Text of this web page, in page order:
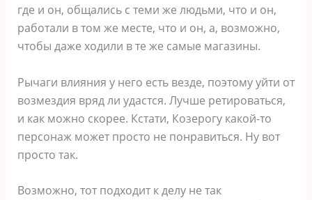
где и он, общались с теми же людьми, что и он,
работали в том же месте, что и он, а, возможно,
чтобы даже ходили в те же самые магазины.
Рычаги влияния у него есть везде, поэтому уйти от
возмездия вряд ли удастся. Лучше ретироваться,
и как можно скорее. Кстати, Козерогу какой-то
персонаж может просто не понравиться. Ну вот
просто так.
Возможно, тот подходит к делу не так